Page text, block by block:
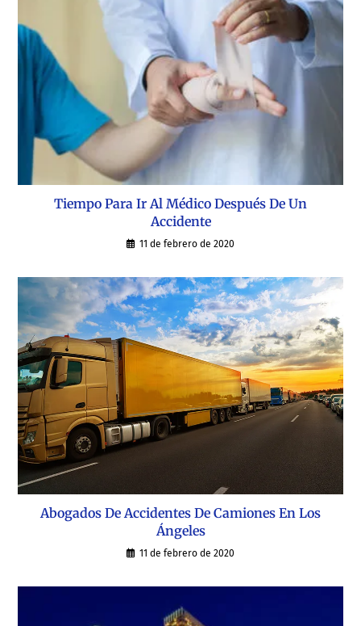
Tiempo Para Ir Al Médico Después De Un
Accidente
11 de febrero de 2020
Abogados De Accidentes De Camiones En Los
Ángeles
11 de febrero de 2020